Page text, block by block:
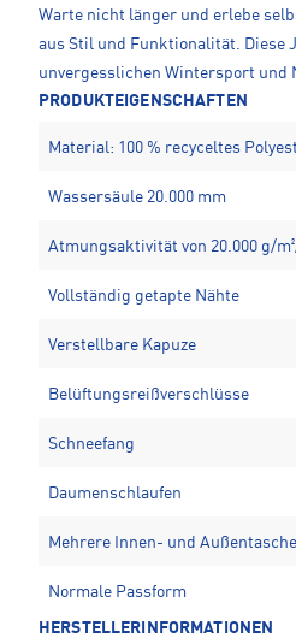
Warte nicht länger und erlebe
aus Stil und Funktionalität. Diese
unvergesslichen Wintersport und
PRODUKTEIGENSCHAFTEN
Material: 100 % recyceltes
Wassersäule 20.000 mm
Atmungsaktivität von 20.000 g/
Vollständig getapte Nähte
Verstellbare Kapuze
Belüftungsreißverschlüsse
Schneefang
Daumenschlaufen
Mehrere Innen- und
Normale Passform
HERSTELLERINFORMATIONEN